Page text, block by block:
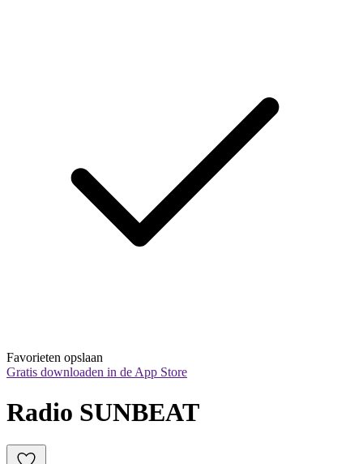
Favorieten opslaan
Gratis downloaden in de App Store
Radio SUNBEAT